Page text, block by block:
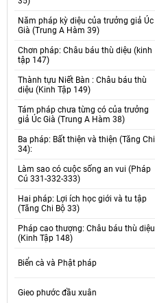
Năm pháp kỳ diệu của trưởng giả Úc
Già (Trung A Hàm 39)
Chơn pháp: Châu báu thù diệu (kinh
tập 147)
Thành tựu Niết Bàn : Châu báu thù
diệu (Kinh Tập 149)
Tám pháp chưa từng có của trưởng
giả Úc Già (Trung A Hàm 38)
Ba pháp: Bất thiện và thiện (Tăng Chi
34):
Làm sao có cuộc sống an vui (Pháp
Cú 331-332-333)
Hai pháp: Lợi ích học giới và tu tập
(Tăng Chi Bộ 33)
Pháp cao thượng: Châu báu thù diệu
(Kinh Tập 148)
Biển cà và Phật pháp
Gieo phước đầu xuân